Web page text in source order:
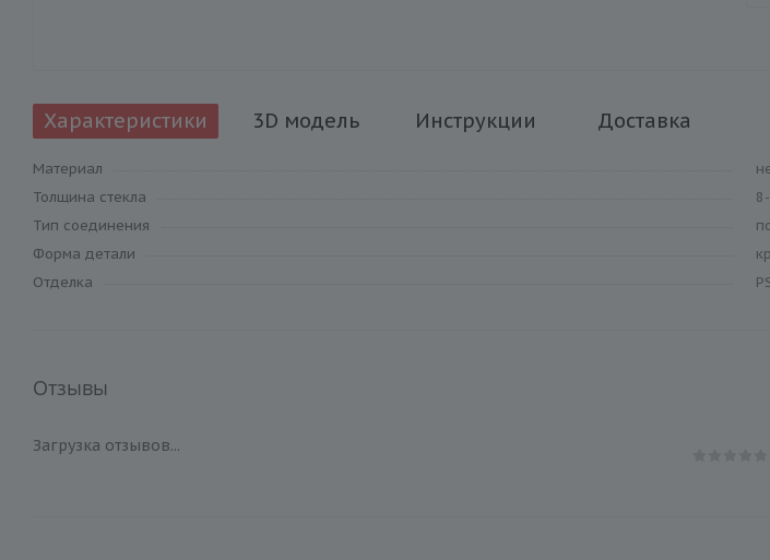
Характеристики 3D модель Инструкции Доставка
Материал
Толщина стекла
Тип соединения
Форма детали
Отделка
Отзывы
Загрузка отзывов...